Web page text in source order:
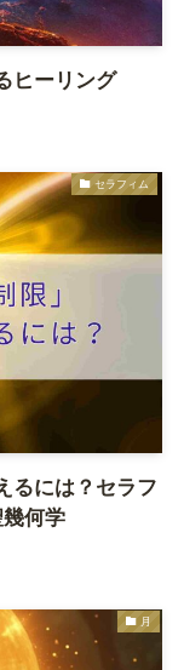
ヒーリング
セラフィム
るには？セラフ
何学
月